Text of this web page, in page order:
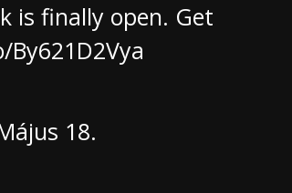
is finally open. Get
18.